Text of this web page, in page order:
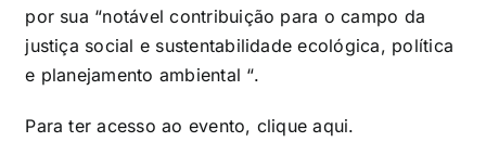
por sua “notável contribuição para o campo da
justiça social e sustentabilidade ecológica, política
e planejamento ambiental “.
Para ter acesso ao evento, cliqueaqui.